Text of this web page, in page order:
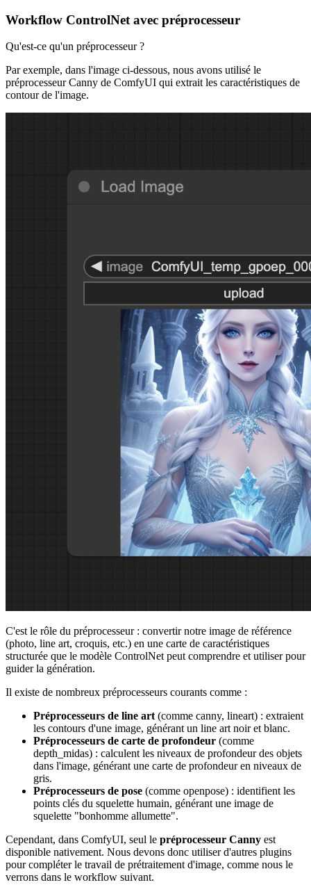
Workflow ControlNet avec préprocesseur
Qu'est-ce qu'un préprocesseur ?
Par exemple, dans l'image ci-dessous, nous avons utilisé le
préprocesseur Canny de ComfyUI qui extrait les caractéristiques de
contour de l'image.
C'est le rôle du préprocesseur : convertir notre image de référence
(photo, line art, croquis, etc.) en une carte de caractéristiques
structurée que le modèle ControlNet peut comprendre et utiliser pour
guider la génération.
Il existe de nombreux préprocesseurs courants comme :
Préprocesseurs de line art(comme canny, lineart) : extraient
les contours d'une image, générant un line art noir et blanc.
Préprocesseurs de carte de profondeur (comme
depth_midas) : calculent les niveaux de profondeur des objets
dans l'image, générant une carte de profondeur en niveaux de
gris.
Préprocesseurs de pose (comme openpose) : identifient les
points clés du squelette humain, générant une image de
squelette "bonhomme allumette".
Cependant, dans ComfyUI, seul le préprocesseur Canny est
disponible nativement. Nous devons donc utiliser d'autres plugins
pour compléter le travail de prétraitement d'image, comme nous le
verrons dans le workflow suivant.